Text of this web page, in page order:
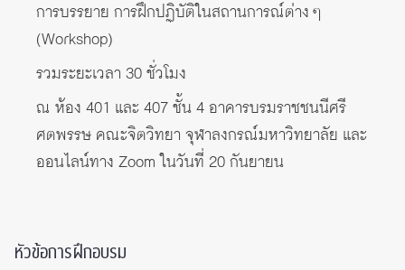
การบรรยาย การฝึกปฏิบัติในสถานการณ์ต่าง ๆ
(Workshop)
รวมระยะเวลา 30 ชั่วโมง
ณ ห้อง 401 และ 407 ชั้น 4 อาคารบรมราชชนนีศรี
ศตพรรษ คณะจิตวิทยา จุฬาลงกรณ์มหาวิทยาลัย และ
ออนไลน์ทาง Zoom ในวันที่ 20 กันยายน
หัวข้อการฝึกอบรม